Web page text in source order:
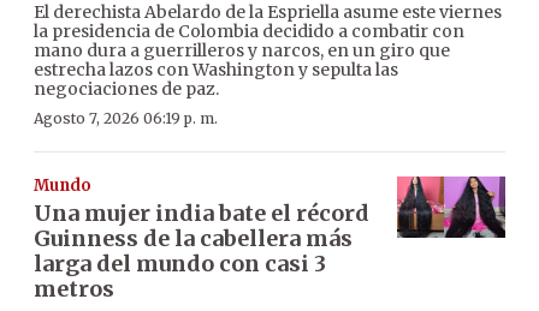
El derechista Abelardo de la Espriella asume este viernes
la presidencia de Colombia decidido a combatir con
mano dura a guerrilleros y narcos, en un giro que
estrecha lazos con Washington y sepulta las
negociaciones de paz.
Agosto 7, 2026 06:19 p. m.
Mundo
Una mujer india bate el récord
Guinness de la cabellera más
larga del mundo con casi 3
metros